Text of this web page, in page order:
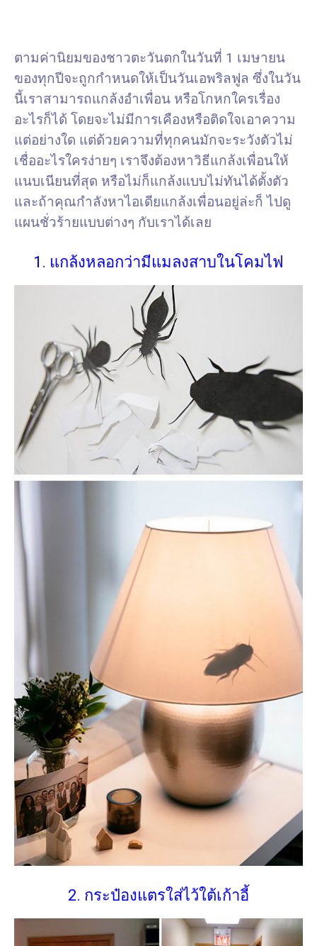
ตามค่านิยมของชาวตะวันตกในวันที่ 1 เมษายน
ของทุกปีจะถูกกำหนดให้เป็นวันเอพริลฟูล ซึ่งในวัน
นี้เราสามารถแกล้งอำเพื่อน หรือโกหกใครเรื่อง
อะไรก็ได้ โดยจะไม่มีการเคืองหรือติดใจเอาความ
แต่อย่างใด แต่ด้วยความที่ทุกคนมักจะระวังตัวไม่
เชื่ออะไรใครง่ายๆ เราจึงต้องหาวิธีแกล้งเพื่อนให้
แนบเนียนที่สุด หรือไม่ก็แกล้งแบบไม่ทันได้ตั้งตัว
และถ้าคุณกำลังหาไอเดียแกล้งเพื่อนอยู่ล่ะก็ ไปดู
แผนชั่วร้ายแบบต่างๆ กับเราได้เลย
1. แกล้งหลอกว่ามีแมลงสาบในโคมไฟ
2. กระป๋องแตรใส่ไว้ใต้เก้าอี้